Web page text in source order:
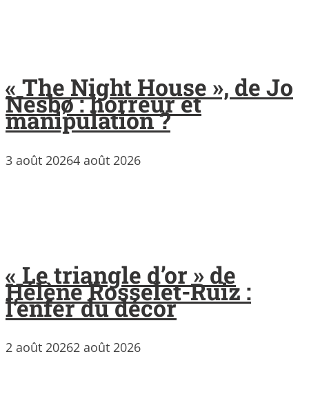
« The Night House », de Jo
Nesbø : horreur et
manipulation ?
3 août 20264 août 2026
« Le triangle d’or » de
Hélène Rosselet-Ruiz :
l’enfer du décor
2 août 20262 août 2026